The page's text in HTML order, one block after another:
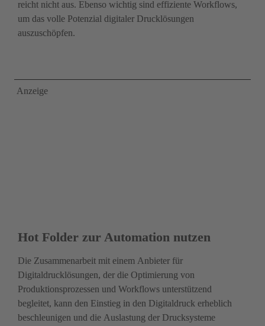
reicht nicht aus. Ebenso wichtig sind effiziente Workflows,
um das volle Potenzial digitaler Drucklösungen
auszuschöpfen.
Anzeige
Hot Folder zur Automation nutzen
Die Zusammenarbeit mit einem Anbieter für
Digitaldrucklösungen, der die Optimierung von
Produktionsprozessen und Workflows unterstützend
begleitet, kann den Einstieg in den Digitaldruck erheblich
beschleunigen und die Auslastung der Drucksysteme